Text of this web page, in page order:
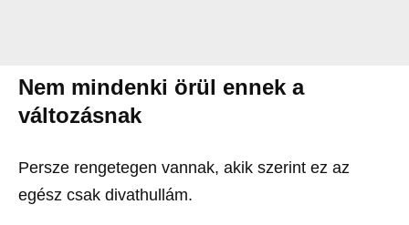
Nem mindenki örül ennek a
változásnak
Persze rengetegen vannak, akik szerint ez az
egész csak divathullám.